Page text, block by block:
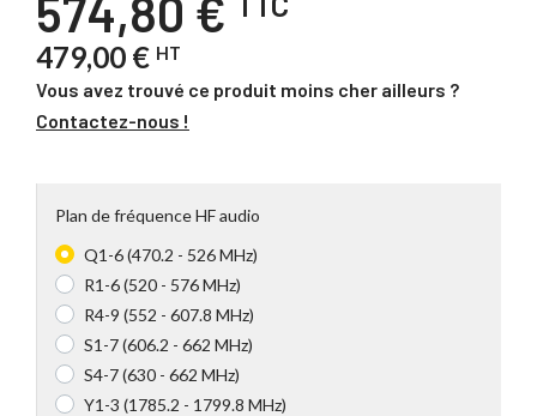
574,80 €
479,00 € HT
Vous avez trouvé ce produit moins cher ailleurs ?
Contactez-nous !
Plan de fréquence HF audio
Q1-6 (470.2 - 526 MHz)
R1-6 (520 - 576 MHz)
R4-9 (552 - 607.8 MHz)
S1-7 (606.2 - 662 MHz)
S4-7 (630 - 662 MHz)
Y1-3 (1785.2 - 1799.8 MHz)